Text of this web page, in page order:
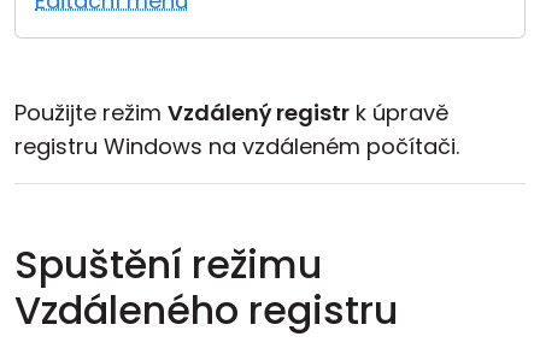
Použijte režim Vzdálený registr k úpravě
registru Windows na vzdáleném počítači.
Spuštění režimu
Vzdáleného registru
Cloud a on-premise